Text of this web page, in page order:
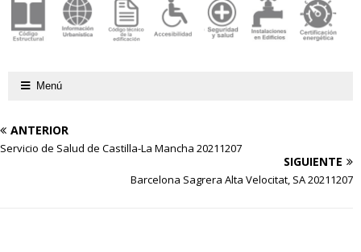
Menú
ANTERIOR
Servicio de Salud de Castilla-La Mancha 20211207
SIGUIENTE
Barcelona Sagrera Alta Velocitat, SA 20211207